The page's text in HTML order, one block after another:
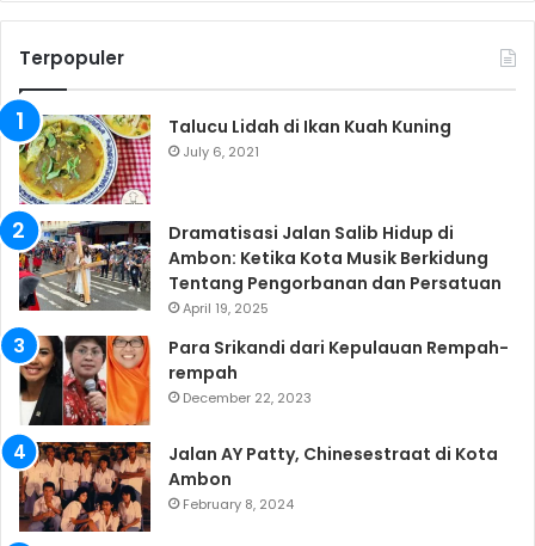
Terpopuler
Talucu Lidah di Ikan Kuah Kuning
July 6, 2021
Dramatisasi Jalan Salib Hidup di
Ambon: Ketika Kota Musik Berkidung
Tentang Pengorbanan dan Persatuan
April 19, 2025
Para Srikandi dari Kepulauan Rempah-
rempah
December 22, 2023
Jalan AY Patty, Chinesestraat di Kota
Ambon
February 8, 2024